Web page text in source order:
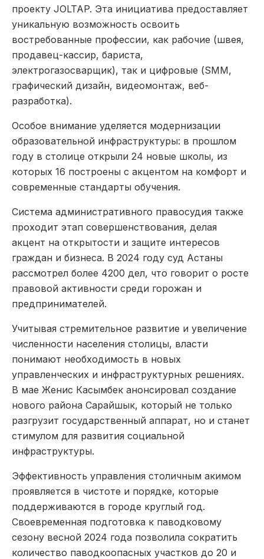
проекту JOLTAP. Эта инициатива предоставляет
уникальную возможность освоить
востребованные профессии, как рабочие (швея,
продавец-кассир, бариста,
электрогазосварщик), так и цифровые (SMM,
графический дизайн, видеомонтаж, веб-
разработка).
Особое внимание уделяется модернизации
образовательной инфраструктуры: в прошлом
году в столице открыли 24 новые школы, из
которых 16 построены с акцентом на комфорт и
современные стандарты обучения.
Система административного правосудия также
проходит этап совершенствования, делая
акцент на открытости и защите интересов
граждан и бизнеса. В 2024 году суд Астаны
рассмотрел более 4200 дел, что говорит о росте
правовой активности среди горожан и
предпринимателей.
Учитывая стремительное развитие и увеличение
численности населения столицы, власти
понимают необходимость в новых
управленческих и инфраструктурных решениях.
В мае Женис Касымбек анонсировал создание
нового района Сарайшык, который не только
разгрузит государственный аппарат, но и станет
стимулом для развития социальной
инфраструктуры.
Эффективность управления столичным акимом
проявляется в чистоте и порядке, которые
поддерживаются в городе круглый год.
Своевременная подготовка к паводковому
сезону весной 2024 года позволила сократить
количество паводкоопасных участков до 20 и